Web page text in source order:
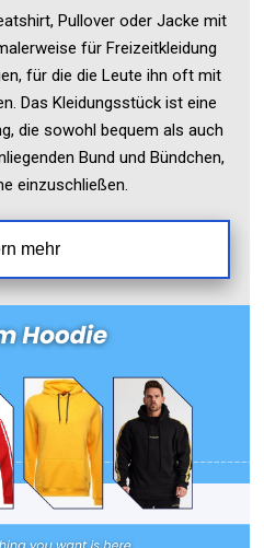
Pullover oder Jacke mit
für Freizeitkleidung
für die die Leute ihn oft mit
Das Kleidungsstück ist eine
die sowohl bequem als auch
Bund und Bündchen,
einzuschließen.
mehr